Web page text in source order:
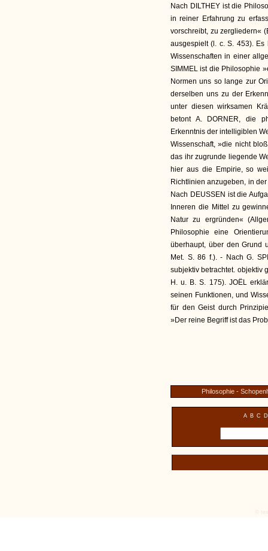
Nach DILTHEY ist die
in reiner Erfahrung zu
vorschreibt, zu zergliedern«
ausgespielt (l. c. S. 453).
Wissenschaften in einer
SIMMEL ist die Philosophie
Normen uns so lange zur
derselben uns zu der
unter diesen wirksamen
betont A. DORNER, die
Erkenntnis der intelligiblen
Wissenschaft, »die nicht
das ihr zugrunde liegende
hier aus die Empirie, so
Richtlinien anzugeben, in
Nach DEUSSEN ist die
Inneren die Mittel zu
Natur zu ergründen«
Philosophie eine
überhaupt, über den Grund
Met. S. 86 f.). - Nach G.
subjektiv betrachtet. objektiv
H. u. B. S. 175). JOËL
seinen Funktionen, und
für den Geist durch
»Der reine Begriff ist das
Philosophie -
A B C D